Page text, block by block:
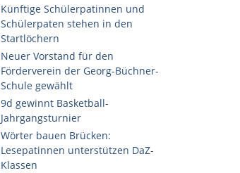
Künftige Schülerpatinnen und
Schülerpaten stehen in den
Startlöchern
Neuer Vorstand für den
Förderverein der Georg-Büchner-
Schule gewählt
9d gewinnt Basketball-
Jahrgangsturnier
Wörter bauen Brücken:
Lesepatinnen unterstützen DaZ-
Klassen